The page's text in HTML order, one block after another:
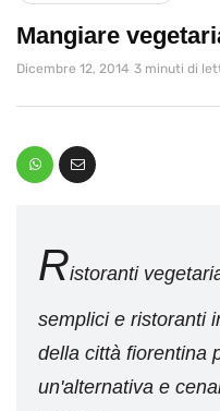
Mangiare
Dicembre 12, 2014 3 minuti di
Ristoranti
semplici e ristoranti
della città fiorentina
un'alternativa e